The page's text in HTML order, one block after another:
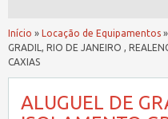
Início » Locação de Equipamentos »
GRADIL, RIO DE JANEIRO ,
CAXIAS
ALUGUEL DE